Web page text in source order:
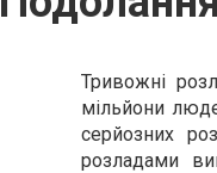
Тривожні
мільйони
серйозних
розладами